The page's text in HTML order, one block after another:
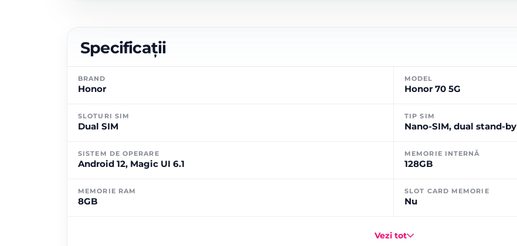
Specificații
BRAND
Honor
MODEL
Honor 70 5G
SLOTURI SIM
Dual SIM
TIP SIM
Nano-SIM, dual stand-by
SISTEM DE OPERARE
Android 12, Magic UI 6.1
MEMORIE INTERNĂ
128GB
MEMORIE RAM
8GB
SLOT CARD MEMORIE
Nu
Vezi tot